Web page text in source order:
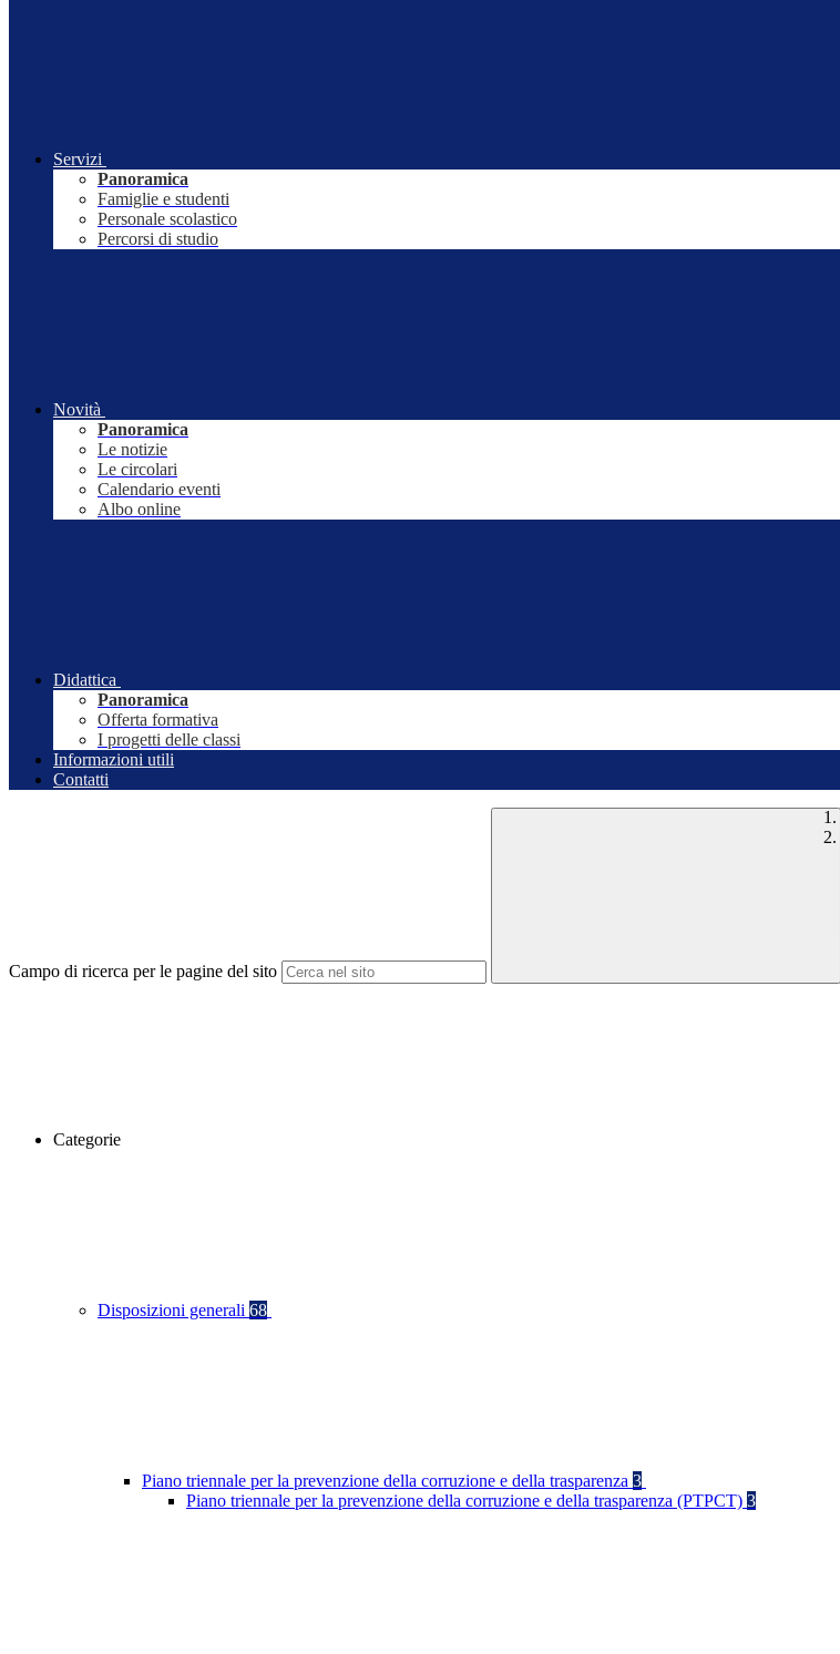
Servizi
Panoramica
Famiglie e studenti
Personale scolastico
Percorsi di studio
Novità
Panoramica
Le notizie
Le circolari
Calendario eventi
Albo online
Didattica
Panoramica
Offerta formativa
I progetti delle classi
Informazioni utili
Contatti
Campo di ricerca per le pagine del sito
Categorie
Disposizioni generali 68
Piano triennale per la prevenzione della corruzione e della trasparenza 3
Piano triennale per la prevenzione della corruzione e della trasparenza (PTPCT) 3